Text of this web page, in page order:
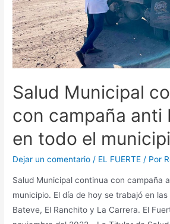
Salud Municipal
con campaña anti
en todo el
Dejar un comentario / EL FUERTE / Por
Salud Municipal continua con campaña
municipio. El día de hoy se trabajó en
Bateve, El Ranchito y La Carrera. El